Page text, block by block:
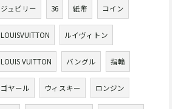
ジュビリー 36 紙幣 コイン
LOUISVUITTON ルイヴィトン
LOUIS VUITTON バングル 指輪
ゴヤール ウィスキー ロンジン